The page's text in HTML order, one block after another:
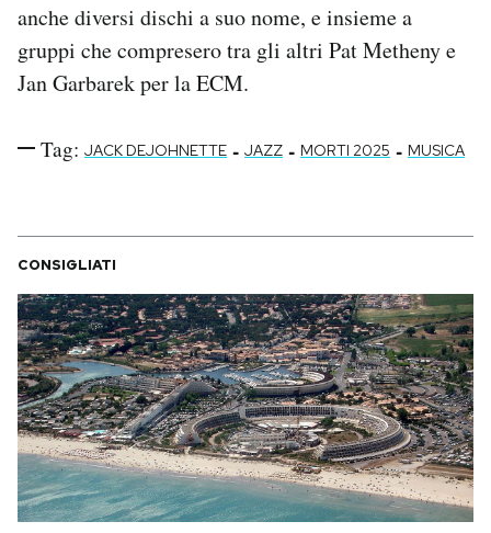
anche diversi dischi a suo nome, e insieme a
gruppi che compresero tra gli altri Pat Metheny e
Jan Garbarek per la ECM.
Tag: JACK DEJOHNETTE - JAZZ - MORTI 2025 - MUSICA
CONSIGLIATI